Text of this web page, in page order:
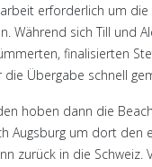
erforderlich um die
Während sich Till und
finalisierten
die Übergabe schnell
hoben dann die
Augsburg um dort den
zurück in die Schweiz.